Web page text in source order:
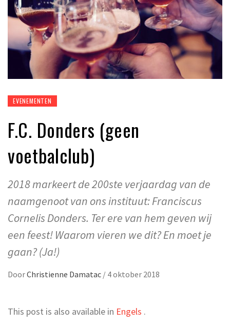
EVENEMENTEN
F.C. Donders (geen
voetbalclub)
2018 markeert de 200ste verjaardag van de
naamgenoot van ons instituut: Franciscus
Cornelis Donders. Ter ere van hem geven wij
een feest! Waarom vieren we dit? En moet je
gaan? (Ja!)
DoorChristienne Damatac / 4 oktober 2018
This post is also available in Engels .